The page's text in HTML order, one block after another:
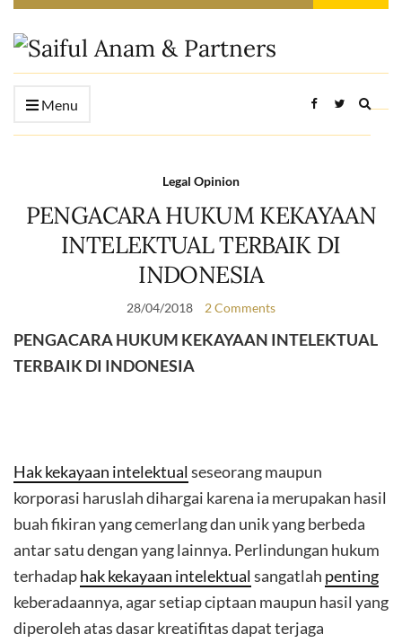
Menu
form
Legal Opinion
PENGACARA HUKUM KEKAYAAN
INTELEKTUAL TERBAIK DI
INDONESIA
28/04/2018 2 Comments
PENGACARA HUKUM KEKAYAAN INTELEKTUAL
TERBAIK DI INDONESIA
Hak kekayaan intelektual seseorang maupun
korporasi haruslah dihargai karena ia merupakan hasil
buah fikiran yang cemerlang dan unik yang berbeda
antar satu dengan yang lainnya. Perlindungan hukum
terhadaphak kekayaan intelektual sangatlah penting
keberadaannya, agar setiap ciptaan maupun hasil yang
diperoleh atas dasar kreatifitas dapat terjaga